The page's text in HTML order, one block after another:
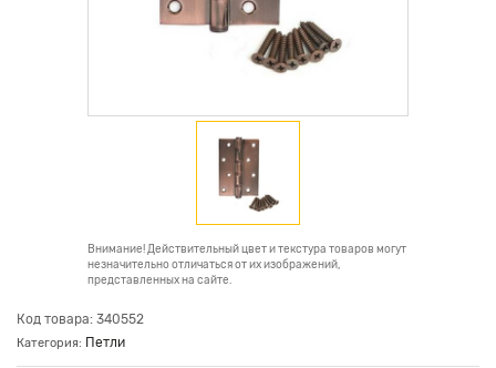
Внимание! Действительный цвет и текстура товаров могут
незначительно отличаться от их изображений,
представленных на сайте.
Код товара: 340552
Категория: Петли